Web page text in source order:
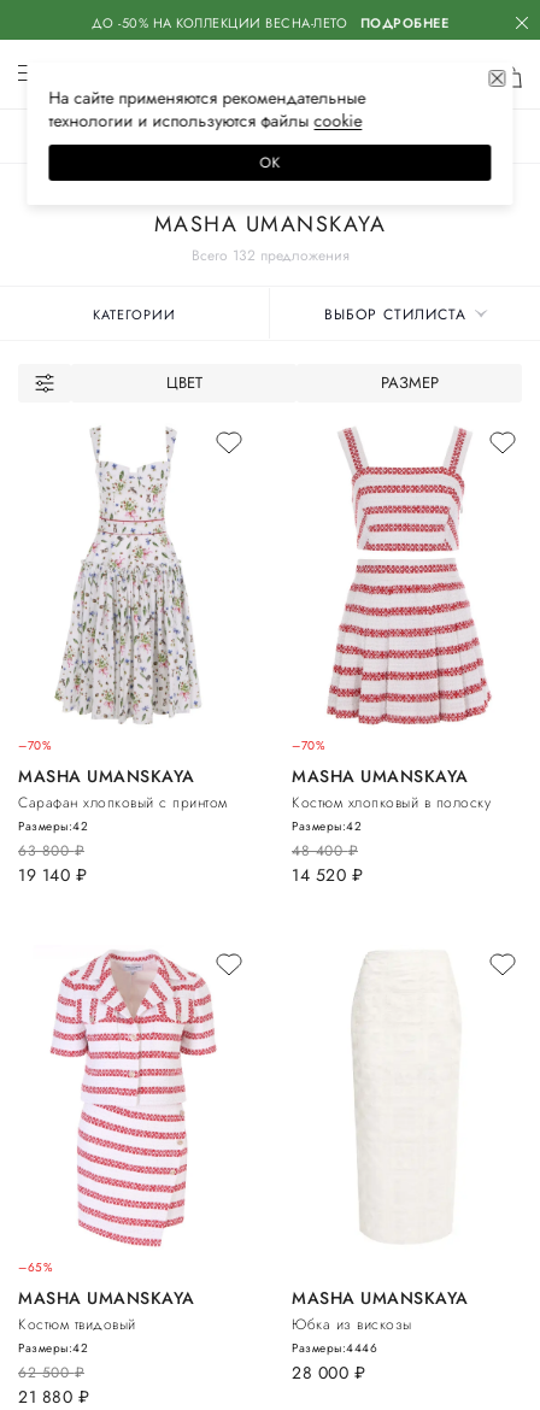
ДО -50% НА КОЛЛЕКЦИИ ВЕСНА-ЛЕТО ПОДРОБНЕЕ
Всего 132 предложения
MASHA UMANSKAYA
КАТЕГОРИИ ВЫБОР СТИЛИСТА
ЦВЕТ РАЗМЕР
–70%
MASHA UMANSKAYA
Сарафан хлопковый с принтом
63 800руб.
19 140 руб.
Размеры:42
–70%
MASHA UMANSKAYA
Костюм хлопковый в полоску
48 400руб.
14 520 руб.
Размеры:42
–65%
MASHA UMANSKAYA
Костюм твидовый
62 500руб.
21 880 руб.
Размеры:42
MASHA UMANSKAYA
Юбка из вискозы
28 000 руб.
Размеры:4446
На сайте применяются рекомендательные
технологии и используются файлысооkiе
ОК